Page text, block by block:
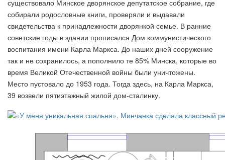
существовало Минское дворянское депутатское собрание, где
собирали родословные книги, проверяли и выдавали
свидетельства к принадлежности дворянкой семье. В ранние
советские годы в здании прописался Дом коммунистического
воспитания имени Карла Маркса. До наших дней сооружение
так и не сохранилось, а пополнило те 85% Минска, которые во
время Великой Отечественной войны были уничтожены.
Место пустовало до 1953 года. Тогда здесь, на Карла Маркса,
39 возвели пятиэтажный жилой дом-сталинку.